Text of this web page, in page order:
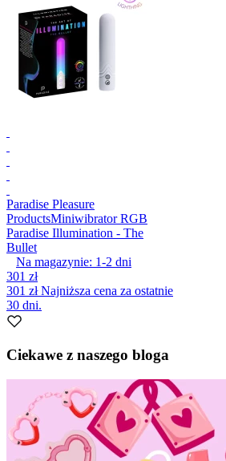
Paradise Pleasure
ProductsMiniwibrator RGB
Paradise Illumination - The
Bullet
Na magazynie: 1-2 dni
301 zł
301 złNajniższa cena za ostatnie
30 dni.
Ciekawe z naszego bloga